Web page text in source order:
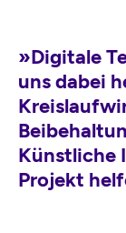
»Digitale
uns dabei
Künstliche
Projekt